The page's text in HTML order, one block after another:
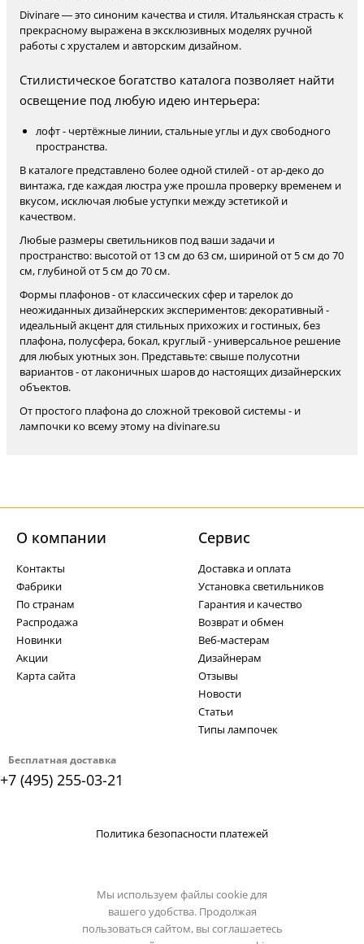
Divinare — это синоним качества и стиля. Итальянская страсть к
прекрасному выражена в эксклюзивных моделях ручной
работы с хрусталем и авторским дизайном.
Стилистическое богатство каталога позволяет найти
освещение под любую идею интерьера:
лофт - чертёжные линии, стальные углы и дух свободного
пространства.
В каталоге представлено более одной стилей - от ар-деко до
винтажа, где каждая люстра уже прошла проверку временем и
вкусом, исключая любые уступки между эстетикой и
качеством.
Любые размеры светильников под ваши задачи и
пространство: высотой от 13 см до 63 см, шириной от 5 см до 70
см, глубиной от 5 см до 70 см.
Формы плафонов - от классических сфер и тарелок до
неожиданных дизайнерских экспериментов: декоративный -
идеальный акцент для стильных прихожих и гостиных, без
плафона, полусфера, бокал, круглый - универсальное решение
для любых уютных зон. Представьте: свыше полусотни
вариантов - от лаконичных шаров до настоящих дизайнерских
объектов.
От простого плафона до сложной трековой системы - и
лампочки ко всему этому на divinare.su
Бесплатная доставка
+7 (495) 255-03-21
О компании
Контакты
Фабрики
По странам
Распродажа
Новинки
Акции
Карта сайта
Cервис
Доставка и оплата
Установка светильников
Гарантия и качество
Возврат и обмен
Веб-мастерам
Дизайнерам
Отзывы
Новости
Статьи
Типы лампочек
Политика безопасности платежей
Мы используем файлы cookie для
вашего удобства. Продолжая
пользоваться сайтом, вы соглашаетесь